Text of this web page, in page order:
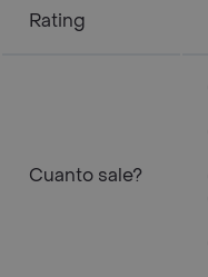
Rating
Cuanto sale?